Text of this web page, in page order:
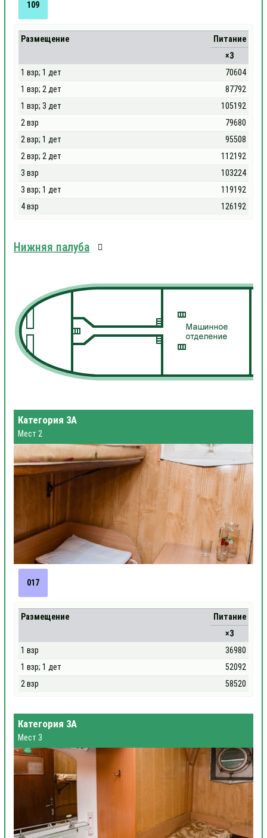
109
Размещение
Питание
×3
1 взр; 1 дет
70604
1 взр; 2 дет
87792
1 взр; 3 дет
105192
2 взр
79680
2 взр; 1 дет
95508
2 взр; 2 дет
112192
3 взр
103224
3 взр; 1 дет
119192
4 взр
126192
Нижняя палуба
Категория 3А
Мест 2
017
Размещение
Питание
×3
1 взр
36980
1 взр; 1 дет
52092
2 взр
58520
Категория 3А
Мест 3